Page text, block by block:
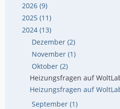
2026 (9)
2025 (11)
2024 (13)
Dezember (2)
November (1)
Oktober (2)
Heizungsfragen auf
Heizungsfragen auf
September (1)